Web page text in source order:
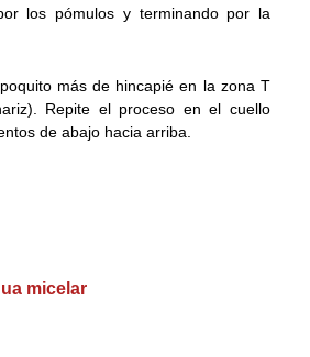
los pómulos y terminando por la
más de hincapié en la zona T
Repite el proceso en el cuello
de abajo hacia arriba.
micelar